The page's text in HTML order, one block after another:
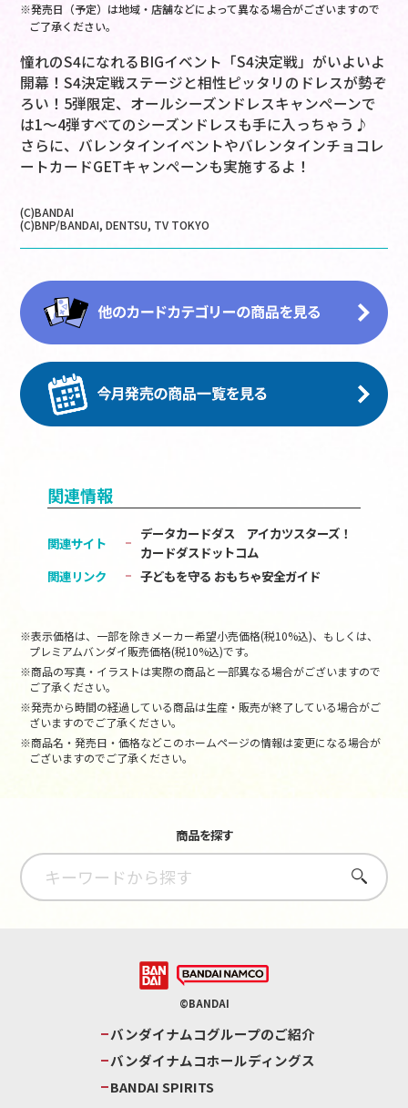
※発売日（予定）は地域・店舗などによって異なる場合がございますので
ご了承ください。
憧れのS4になれるBIGイベント「S4決定戦」がいよいよ
開幕！S4決定戦ステージと相性ピッタリのドレスが勢ぞ
ろい！5弾限定、オールシーズンドレスキャンペーンで
は1～4弾すべてのシーズンドレスも手に入っちゃう♪
さらに、バレンタインイベントやバレンタインチョコレ
ートカードGETキャンペーンも実施するよ！
(C)BANDAI
(C)BNP/BANDAI, DENTSU, TV TOKYO
関連情報
関連サイト
データカードダス アイカツスターズ！
カードダスドットコム
関連リンク
子どもを守る おもちゃ安全ガイド
※表示価格は、一部を除きメーカー希望小売価格(税10%込)、もしくは、
プレミアムバンダイ販売価格(税10%込)です。
※商品の写真・イラストは実際の商品と一部異なる場合がございますので
ご了承ください。
※発売から時間の経過している商品は生産・販売が終了している場合がご
ざいますのでご了承ください。
※商品名・発売日・価格などこのホームページの情報は変更になる場合が
ございますのでご了承ください。
商品を探す
さがす
©BANDAI
バンダイナムコグループのご紹介
バンダイナムコホールディングス
BANDAI SPIRITS